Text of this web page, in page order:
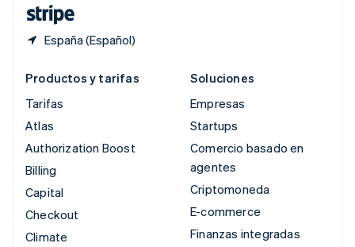
España (Español)
Productos y tarifas
Tarifas
Atlas
Authorization Boost
Billing
Capital
Checkout
Climate
Soluciones
Empresas
Startups
Comercio basado en
agentes
Criptomoneda
E-commerce
Finanzas integradas